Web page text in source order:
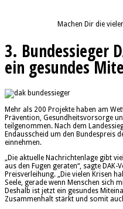
Machen Dir die
3. Bundessieger
ein gesundes
Mehr als 200 Projekte haben am
Prävention, Gesundheitsvorsorge
teilgenommen. Nach dem
Endausscheid um den Bundespreis
einnehmen.
„Die aktuelle Nachrichtenlage gibt
aus den Fugen geraten“, sagte
Preisverleihung. „Die vielen Krisen
Seele, gerade wenn Menschen sich
Deshalb ist jetzt ein gesundes
Zusammenhalt stärkt und somit